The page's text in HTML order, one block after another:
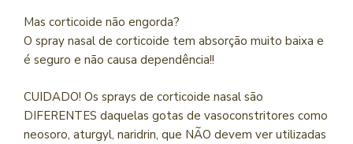
Mas corticoide não engorda?
O spray nasal de corticoide tem absorção muito baixa e
é seguro e não causa dependência!!
CUIDADO! Os sprays de corticoide nasal são
DIFERENTES daquelas gotas de vasoconstritores como
neosoro, aturgyl, naridrin, que NÃO devem ver utilizadas